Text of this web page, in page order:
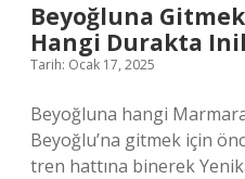
Beyoğluna
Hangi Durakta
Tarih: Ocak 17, 2025
Beyoğluna hangi
Beyoğlu’na gitmek için
tren hattına binerek